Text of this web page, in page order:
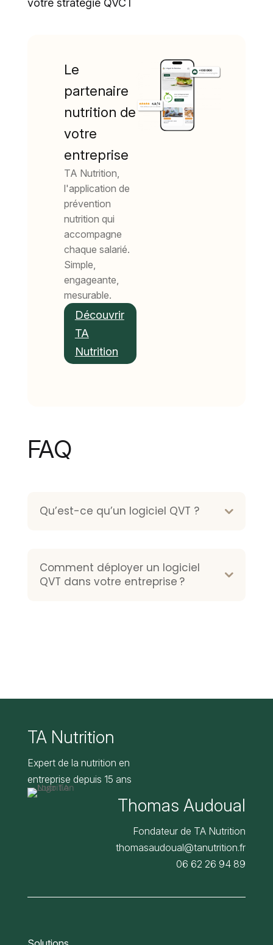
Le
partenaire
nutrition de
votre
entreprise
TA Nutrition,
l'application de
prévention
nutrition qui
accompagne
chaque salarié.
Simple,
engageante,
mesurable.
Découvrir
TA
Nutrition
FAQ
Qu’est-ce qu’un logiciel QVT ?
Comment déployer un logiciel
QVT dans votre entreprise ?
TA Nutrition
Expert de la nutrition en
entreprise depuis 15 ans
Thomas Audoual
Fondateur de TA Nutrition
thomasaudoual@tanutrition.fr
06 62 26 94 89